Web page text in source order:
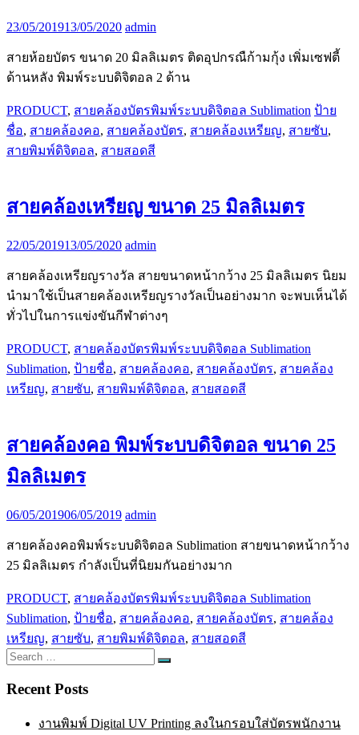
23/05/201913/05/2020 admin
สายห้อยบัตร ขนาด 20 มิลลิเมตร ติดอุปกรณืก้ามกุ้ง เพิ่มเซฟตี้
ด้านหลัง พิมพ์ระบบดิจิตอล 2 ด้าน
PRODUCT, สายคล้องบัตรพิมพ์ระบบดิจิตอล Sublimation ป้าย
ชื่อ, สายคล้องคอ, สายคล้องบัตร, สายคล้องเหรียญ, สายซับ,
สายพิมพ์ดิจิตอล, สายสอดสี
สายคล้องเหรียญ ขนาด 25 มิลลิเมตร
22/05/201913/05/2020 admin
สายคล้องเหรียญรางวัล สายขนาดหน้ากว้าง 25 มิลลิเมตร นิยม
นำมาใช้เป็นสายคล้องเหรียญรางวัลเป็นอย่างมาก จะพบเห็นได้
ทั่วไปในการแข่งขันกีฬาต่างๆ
PRODUCT, สายคล้องบัตรพิมพ์ระบบดิจิตอล Sublimation
Sublimation, ป้ายชื่อ, สายคล้องคอ, สายคล้องบัตร, สายคล้อง
เหรียญ, สายซับ, สายพิมพ์ดิจิตอล, สายสอดสี
สายคล้องคอ พิมพ์ระบบดิจิตอล ขนาด 25
มิลลิเมตร
06/05/201906/05/2019 admin
สายคล้องคอพิมพ์ระบบดิจิตอล Sublimation สายขนาดหน้ากว้าง
25 มิลลิเมตร กำลังเป็นที่นิยมกันอย่างมาก
PRODUCT, สายคล้องบัตรพิมพ์ระบบดิจิตอล Sublimation
Sublimation, ป้ายชื่อ, สายคล้องคอ, สายคล้องบัตร, สายคล้อง
เหรียญ, สายซับ, สายพิมพ์ดิจิตอล, สายสอดสี
Search
for:
Search
Recent Posts
งานพิมพ์ Digital UV Printing ลงในกรอบใส่บัตรพนักงาน